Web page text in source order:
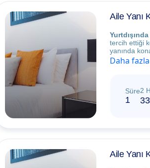
Aile Yanı
tercih ettiği
yanında
Daha
Süre
1
2
Aile Yanı